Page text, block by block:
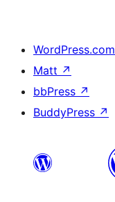
WordPress.com
Matt ↗
bbPress ↗
BuddyPress ↗